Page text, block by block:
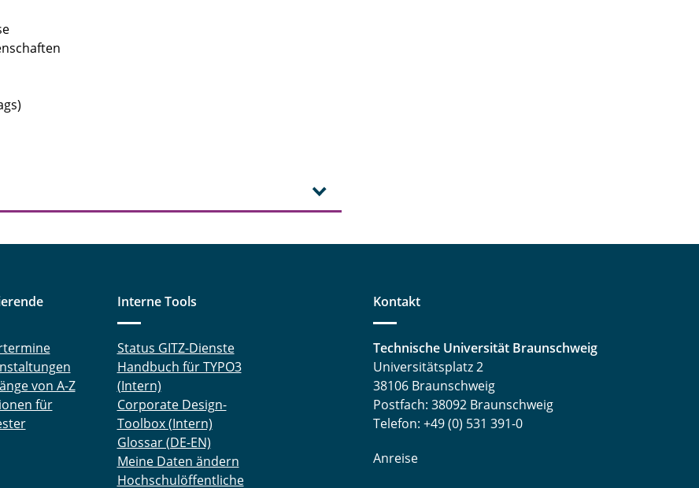
von A-Z
für
Interne Tools
Status GITZ-Dienste
Handbuch für TYPO3
(Intern)
Corporate Design-
Toolbox (Intern)
Glossar (DE-EN)
Meine Daten ändern
Hochschulöffentliche
Kontakt
Technische Universität Braunschweig
Universitätsplatz 2
38106 Braunschweig
Postfach: 38092 Braunschweig
Telefon: +49 (0) 531 391-0
Anreise